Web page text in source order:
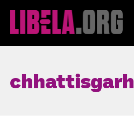
chhattisgarh